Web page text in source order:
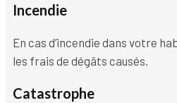
Incendie
En cas d’incendie dans votre
les frais de dégâts causés.
Catastrophe